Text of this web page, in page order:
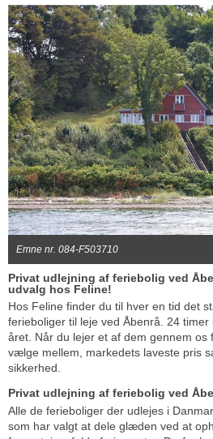
Emne nr. 084-F503710
Privat udlejning af feriebolig ved
udvalg hos Feline!
Hos Feline finder du til hver en tid det
ferieboliger til leje ved Åbenrå. 24
året. Når du lejer et af dem gennem os
vælge mellem, markedets laveste pris
sikkerhed.
Privat udlejning af feriebolig ved
Alle de ferieboliger der udlejes i
som har valgt at dele glæden ved at